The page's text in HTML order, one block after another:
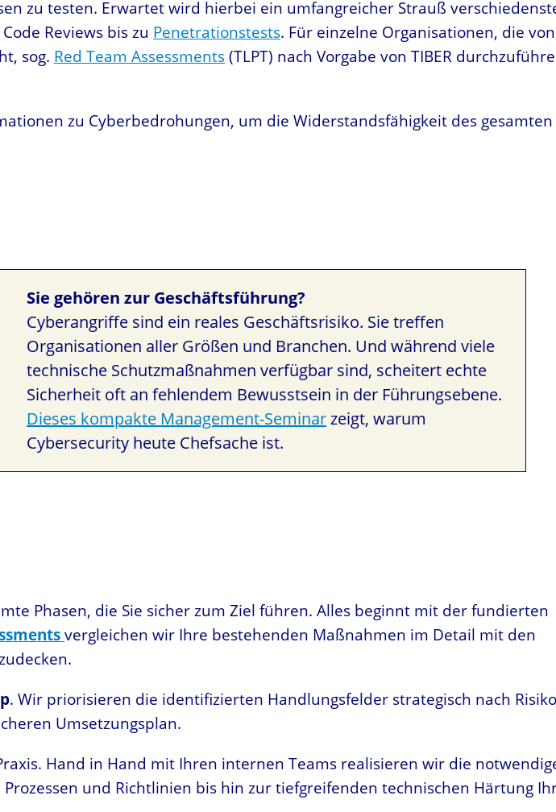
zu testen. Erwartet wird hierbei ein umfangreicher Strauß
Reviews bis zu Penetrationstests. Für einzelne Organisationen, die von
sog. Red Team Assessments(TLPT) nach Vorgabe von TIBER
zu Cyberbedrohungen, um die Widerstandsfähigkeit des gesamten
Sie gehören zur Geschäftsführung?
Cyberangriffe sind ein reales Geschäftsrisiko. Sie treffen
Organisationen aller Größen und Branchen. Und während viele
technische Schutzmaßnahmen verfügbar sind, scheitert echte
Sicherheit oft an fehlendem Bewusstsein in der Führungsebene.
Dieses kompakte Management-Seminarzeigt, warum
Cybersecurity heute Chefsache ist.
Phasen, die Sie sicher zum Ziel führen. Alles beginnt mit der fundierten
vergleichen wir Ihre bestehenden Maßnahmen im Detail mit den
. Wir priorisieren die identifizierten Handlungsfelder strategisch nach Risiko
Umsetzungsplan.
Hand in Hand mit Ihren internen Teams realisieren wir die
und Richtlinien bis hin zur tiefgreifenden technischen Härtung